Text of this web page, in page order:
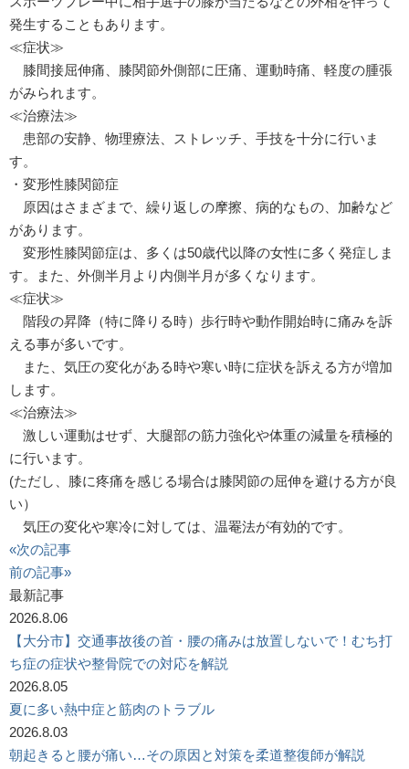
発生することもあります。
≪症状≫
膝間接屈伸痛、膝関節外側部に圧痛、運動時痛、軽度の腫張
がみられます。
≪治療法≫
患部の安静、物理療法、ストレッチ、手技を十分に行いま
す。
・変形性膝関節症
原因はさまざまで、繰り返しの摩擦、病的なもの、加齢など
があります。
変形性膝関節症は、多くは50歳代以降の女性に多く発症しま
す。また、外側半月より内側半月が多くなります。
≪症状≫
階段の昇降（特に降りる時）歩行時や動作開始時に痛みを訴
える事が多いです。
また、気圧の変化がある時や寒い時に症状を訴える方が増加
します。
≪治療法≫
激しい運動はせず、大腿部の筋力強化や体重の減量を積極的
に行います。
(ただし、膝に疼痛を感じる場合は膝関節の屈伸を避ける方が良
い）
気圧の変化や寒冷に対しては、温罨法が有効的です。
«次の記事
前の記事»
最新記事
2026.8.06
【大分市】交通事故後の首・腰の痛みは放置しないで！むち打
ち症の症状や整骨院での対応を解説
2026.8.05
夏に多い熱中症と筋肉のトラブル
2026.8.03
朝起きると腰が痛い…その原因と対策を柔道整復師が解説